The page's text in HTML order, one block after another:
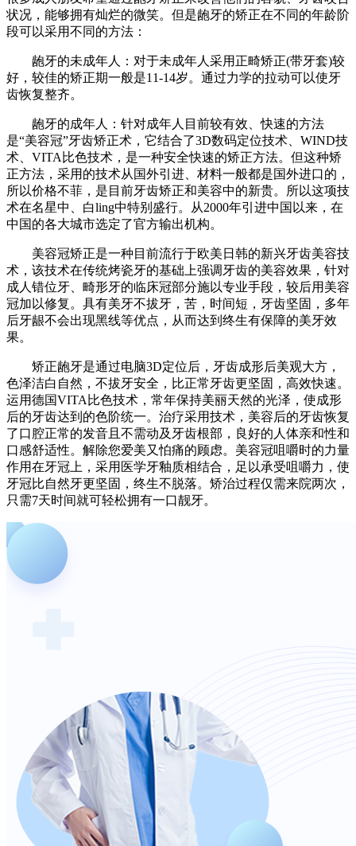
状况，能够拥有灿烂的微笑。但是龅牙的矫正在不同的年龄阶
段可以采用不同的方法：
龅牙的未成年人：对于未成年人采用正畸矫正(带牙套)较
好，较佳的矫正期一般是11-14岁。通过力学的拉动可以使牙
齿恢复整齐。
龅牙的成年人：针对成年人目前较有效、快速的方法
是“美容冠”牙齿矫正术，它结合了3D数码定位技术、WIND技
术、VITA比色技术，是一种安全快速的矫正方法。但这种矫
正方法，采用的技术从国外引进、材料一般都是国外进口的，
所以价格不菲，是目前牙齿矫正和美容中的新贵。所以这项技
术在名星中、白ling中特别盛行。从2000年引进中国以来，在
中国的各大城市选定了官方输出机构。
美容冠矫正是一种目前流行于欧美日韩的新兴牙齿美容技
术，该技术在传统烤瓷牙的基础上强调牙齿的美容效果，针对
成人错位牙、畸形牙的临床冠部分施以专业手段，较后用美容
冠加以修复。具有美牙不拔牙，苦，时间短，牙齿坚固，多年
后牙龈不会出现黑线等优点，从而达到终生有保障的美牙效
果。
矫正龅牙是通过电脑3D定位后，牙齿成形后美观大方，
色泽洁白自然，不拔牙安全，比正常牙齿更坚固，高效快速。
运用德国VITA比色技术，常年保持美丽天然的光泽，使成形
后的牙齿达到的色阶统一。治疗采用技术，美容后的牙齿恢复
了口腔正常的发音且不需动及牙齿根部，良好的人体亲和性和
口感舒适性。解除您爱美又怕痛的顾虑。美容冠咀嚼时的力量
作用在牙冠上，采用医学牙釉质相结合，足以承受咀嚼力，使
牙冠比自然牙更坚固，终生不脱落。矫治过程仅需来院两次，
只需7天时间就可轻松拥有一口靓牙。